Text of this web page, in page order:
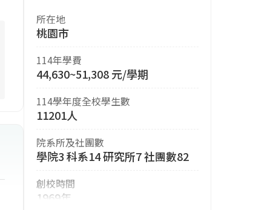
所在地
桃園市
114年學費
44,630~51,308 元/學期
114學年度全校學生數
11201人
院系所及社團數
學院3 科系14 研究所7 社團數82
創校時間
1969年